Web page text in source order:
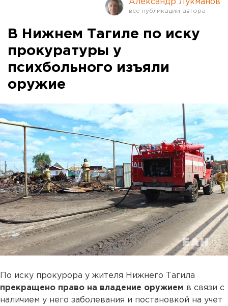
Александр Лукманов
В Нижнем Тагиле по иску
прокуратуры у
психбольного изъяли
оружие
По иску прокурора у жителя Нижнего Тагила
прекращено право на владение оружием в связи с
наличием у него заболевания и постановкой на учет